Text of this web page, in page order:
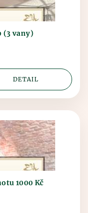
(3 vany)
DETAIL
1000 Kč